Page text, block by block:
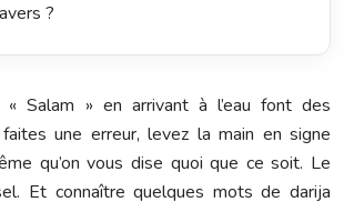
?
Salam » en arrivant à l’eau font des
une erreur, levez la main en signe
qu’on vous dise quoi que ce soit. Le
Et connaître quelques mots de darija